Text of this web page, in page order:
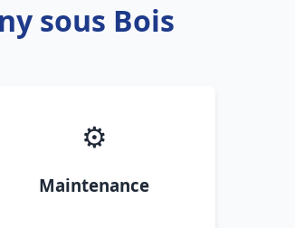
sous Bois
⚙️
Maintenance